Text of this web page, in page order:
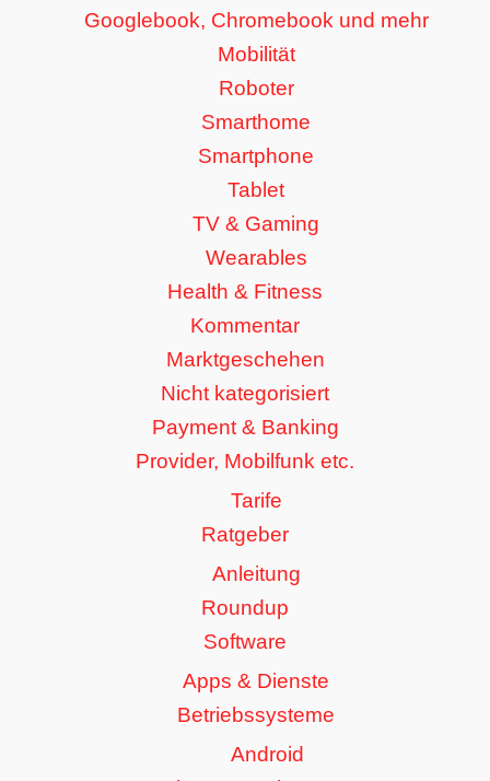
Googlebook, Chromebook und mehr
Mobilität
Roboter
Smarthome
Smartphone
Tablet
TV & Gaming
Wearables
Health & Fitness
Kommentar
Marktgeschehen
Nicht kategorisiert
Payment & Banking
Provider, Mobilfunk etc.
Tarife
Ratgeber
Anleitung
Roundup
Software
Apps & Dienste
Betriebssysteme
Android